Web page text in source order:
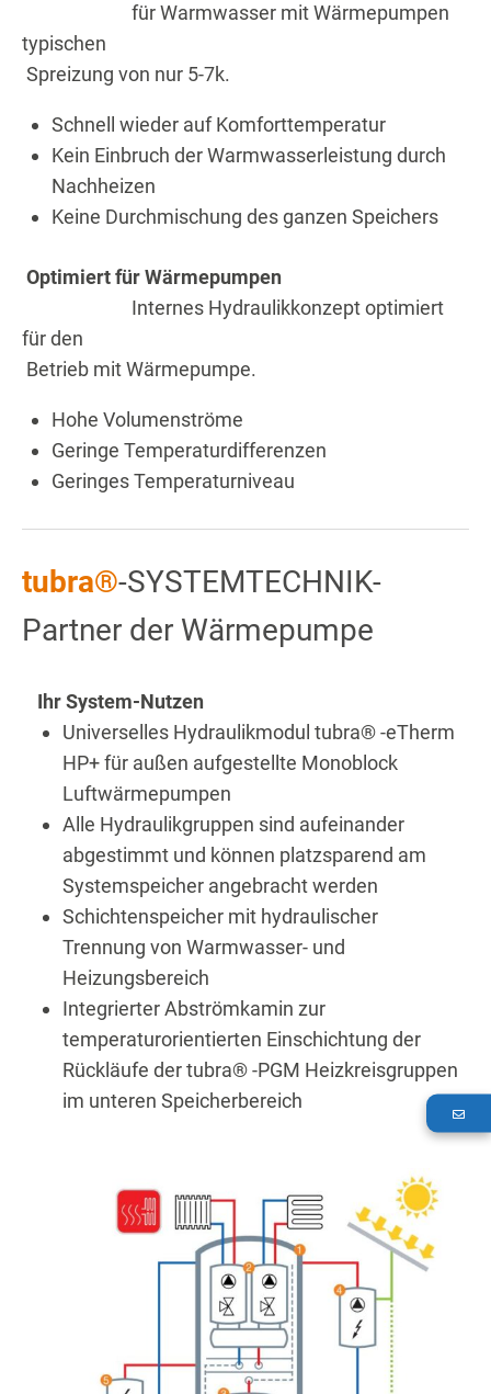
für Warmwasser mit Wärmepumpen
typischen
Spreizung von nur 5-7k.
Schnell wieder auf Komforttemperatur
Kein Einbruch der Warmwasserleistung durch
Nachheizen
Keine Durchmischung des ganzen Speichers
Optimiert für Wärmepumpen
Internes Hydraulikkonzept optimiert
für den
Betrieb mit Wärmepumpe.
Hohe Volumenströme
Geringe Temperaturdifferenzen
Geringes Temperaturniveau
tubra®-SYSTEMTECHNIK-
Partner der Wärmepumpe
Ihr System-Nutzen
Universelles Hydraulikmodul tubra® -eTherm
HP+ für außen aufgestellte Monoblock
Luftwärmepumpen
Alle Hydraulikgruppen sind aufeinander
abgestimmt und können platzsparend am
Systemspeicher angebracht werden
Schichtenspeicher mit hydraulischer
Trennung von Warmwasser- und
Heizungsbereich
Integrierter Abströmkamin zur
temperaturorientierten Einschichtung der
Rückläufe der tubra® -PGM Heizkreisgruppen
im unteren Speicherbereich